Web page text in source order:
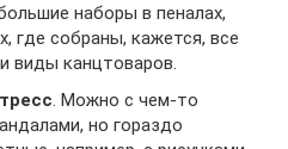
наборы в пеналах,
где собраны, кажется, все
виды канцтоваров.
. Можно с чем-то
но гораздо